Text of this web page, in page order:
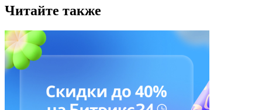
Читайте также